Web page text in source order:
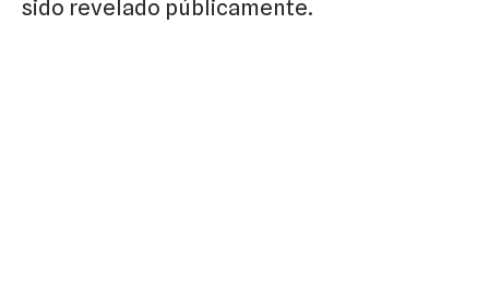
sido revelado públicamente.